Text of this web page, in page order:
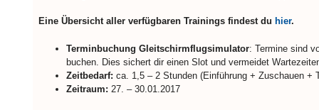
Eine Übersicht aller verfügbaren Trainings findest du hier.
Terminbuchung Gleitschirmflugsimulator: Termine sind
buchen. Dies sichert dir einen Slot und vermeidet
Zeitbedarf: ca. 1,5 – 2 Stunden (Einführung + Zuschauen +
Zeitraum: 27. – 30.01.2017